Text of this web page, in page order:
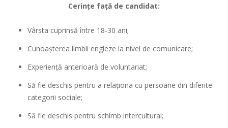
Cerințe față de candidat:
Vârsta cuprinsă între 18-30 ani;
Cunoaşterea limbii engleze la nivel de comunicare;
Experiență anterioară de voluntariat;
Să fie deschis pentru a relaționa cu persoane din diferite
categorii sociale;
Să fie deschis pentru schimb intercultural;